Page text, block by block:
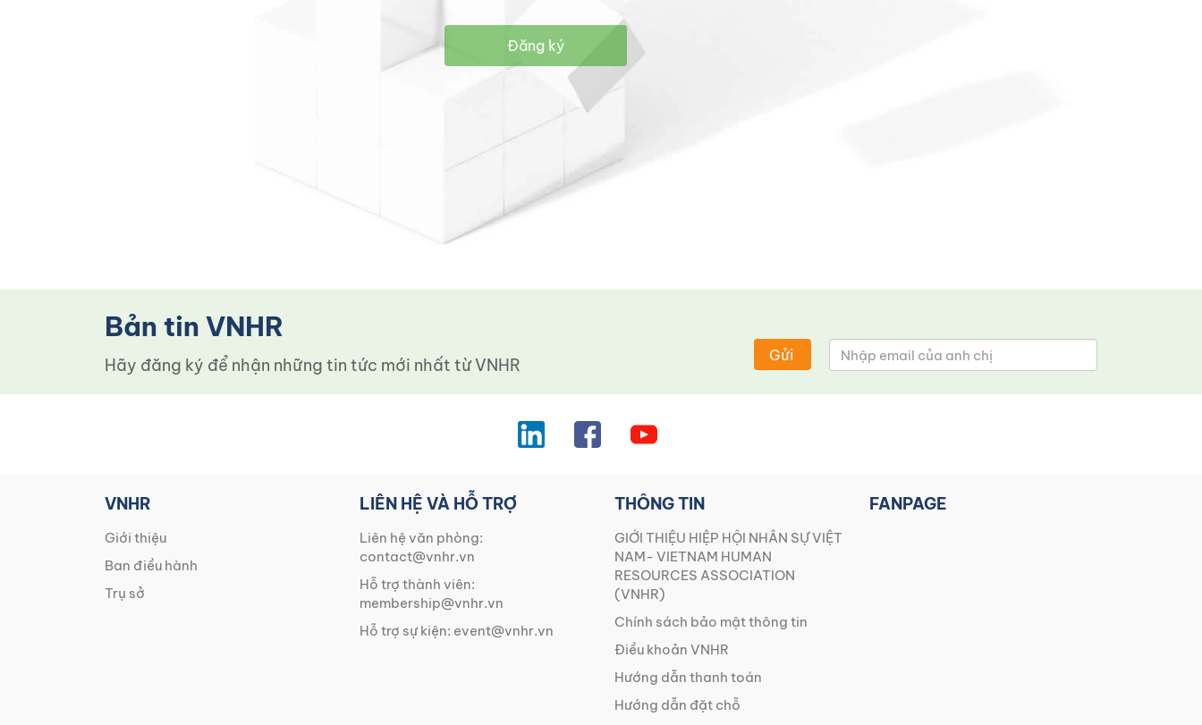
Đăng ký
Bản tin VNHR
Hãy đăng ký để nhận những tin tức mới nhất từ ​​VNHR Gửi
VNHR
Giới thiệu
Ban điều hành
Trụ sở
LIÊN HỆ VÀ HỖ TRỢ
Liên hệ văn phòng:
contact@vnhr.vn
Hỗ trợ thành viên:
membership@vnhr.vn
Hỗ trợ sự kiện: event@vnhr.vn
THÔNG TIN
GIỚI THIỆU HIỆP HỘI NHÂN SỰ VIỆT
NAM- VIETNAM HUMAN
RESOURCES ASSOCIATION
(VNHR)
Chính sách bảo mật thông tin
Điều khoản VNHR
Hướng dẫn thanh toán
Hướng dẫn đặt chỗ
FANPAGE